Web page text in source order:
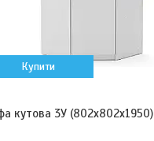
Купити
кутова 3У (802х802х1950)